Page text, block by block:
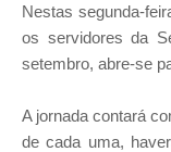
Nestas segunda-
os servidores da
setembro, abre-se
A jornada contará
de cada uma,